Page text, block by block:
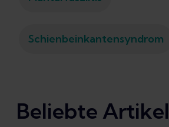
Schienbeinkantensyndrom
Beliebte Artikel